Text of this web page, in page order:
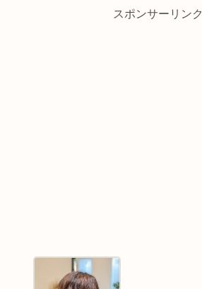
スポンサーリンク